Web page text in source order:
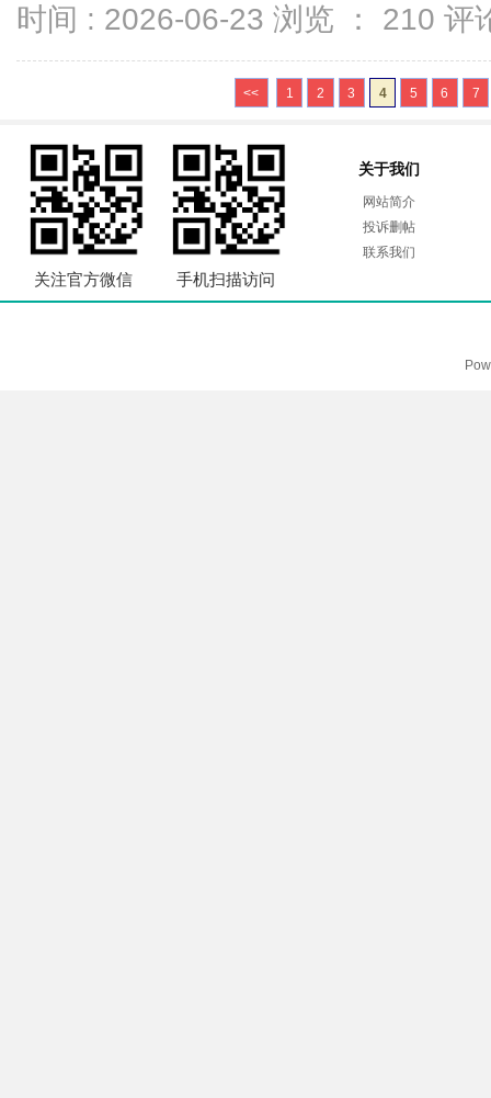
时间 : 2026-06-23 浏览 ： 210 评
<< 1 2 3 4 5 6 7
关注官方微信 手机扫描访问
关于我们
网站简介
投诉删帖
联系我们